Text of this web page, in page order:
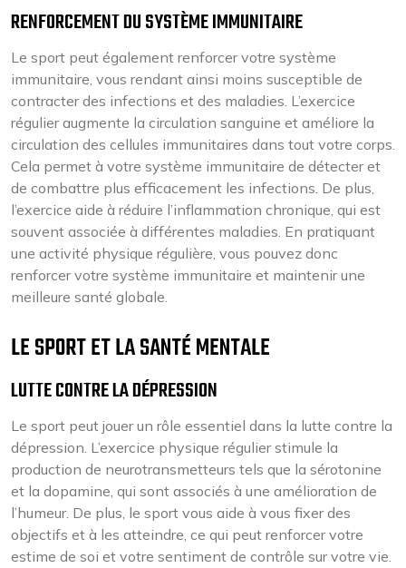
RENFORCEMENT DU SYSTÈME IMMUNITAIRE
Le sport peut également renforcer votre système
immunitaire, vous rendant ainsi moins susceptible de
contracter des infections et des maladies. L’exercice
régulier augmente la circulation sanguine et améliore la
circulation des cellules immunitaires dans tout votre corps.
Cela permet à votre système immunitaire de détecter et
de combattre plus efficacement les infections. De plus,
l’exercice aide à réduire l’inflammation chronique, qui est
souvent associée à différentes maladies. En pratiquant
une activité physique régulière, vous pouvez donc
renforcer votre système immunitaire et maintenir une
meilleure santé globale.
LE SPORT ET LA SANTÉ MENTALE
LUTTE CONTRE LA DÉPRESSION
Le sport peut jouer un rôle essentiel dans la lutte contre la
dépression. L’exercice physique régulier stimule la
production de neurotransmetteurs tels que la sérotonine
et la dopamine, qui sont associés à une amélioration de
l’humeur. De plus, le sport vous aide à vous fixer des
objectifs et à les atteindre, ce qui peut renforcer votre
estime de soi et votre sentiment de contrôle sur votre vie.